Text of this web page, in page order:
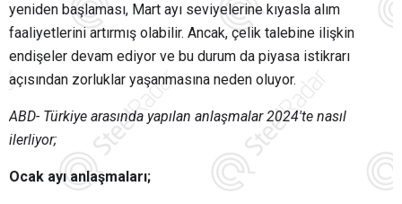
yeniden başlaması, Mart ayı seviyelerine kıyasla alım
faaliyetlerini artırmış olabilir. Ancak, çelik talebine ilişkin
endişeler devam ediyor ve bu durum da piyasa istikrarı
açısından zorluklar yaşanmasına neden oluyor.
ABD- Türkiye arasında yapılan anlaşmalar 2024'te nasıl
ilerliyor;
Ocak ayı anlaşmaları;